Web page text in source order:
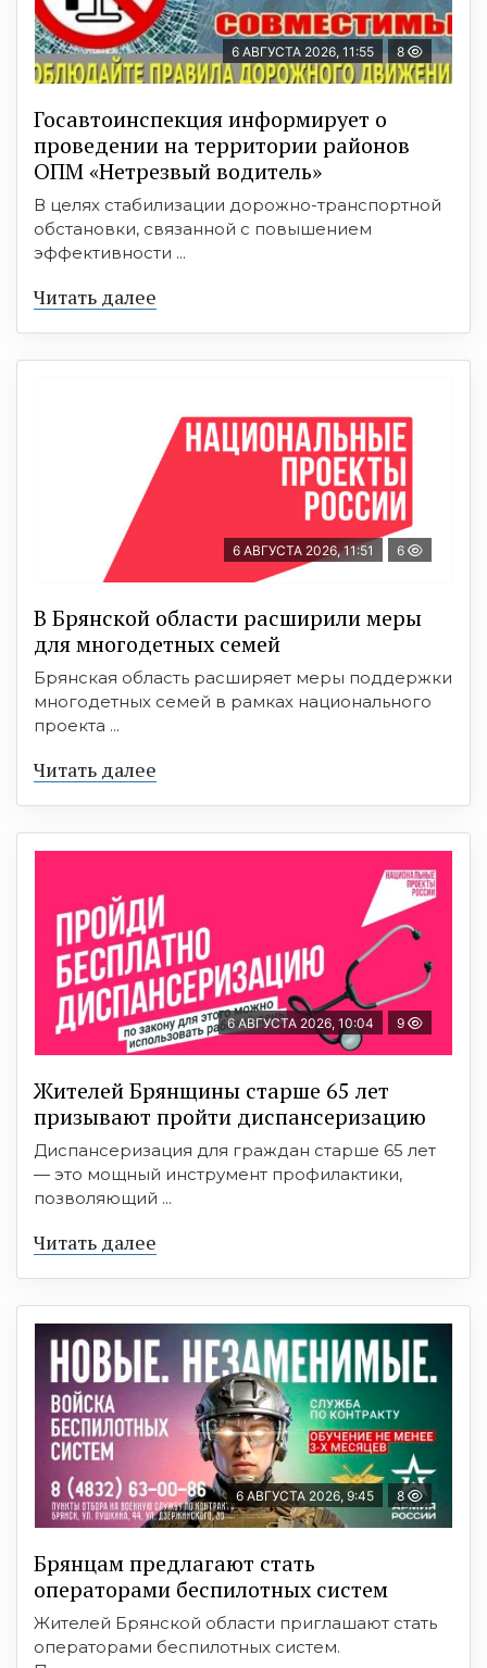
6 АВГУСТА 2026, 11:55 8
Госавтоинспекция информирует о
проведении на территории районов
ОПМ «Нетрезвый водитель»
В целях стабилизации дорожно-транспортной
обстановки, связанной с повышением
эффективности ...
Читать далее
6 АВГУСТА 2026, 11:51 6
В Брянской области расширили меры
для многодетных семей
Брянская область расширяет меры поддержки
многодетных семей в рамках национального
проекта ...
Читать далее
6 АВГУСТА 2026, 10:04 9
Жителей Брянщины старше 65 лет
призывают пройти диспансеризацию
Диспансеризация для граждан старше 65 лет
— это мощный инструмент профилактики,
позволяющий ...
Читать далее
6 АВГУСТА 2026, 9:45 8
Брянцам предлагают cтать
оперaтoрами бeспилотных систeм
Жителей Брянской области приглашают стать
операторами беспилотных систем.